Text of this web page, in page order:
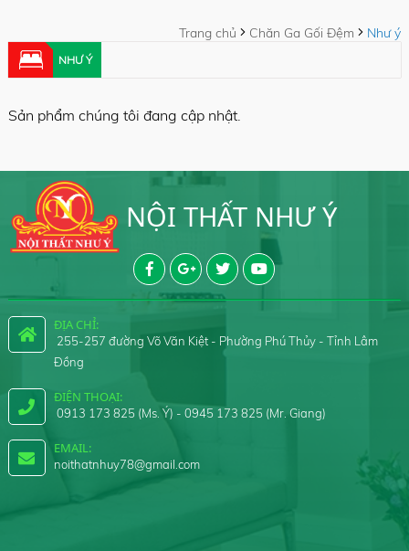
Trang chủ Chăn Ga Gối Đệm Như ý
NHƯ Ý
Sản phẩm chúng tôi đang cập nhật.
NỘI THẤT NHƯ Ý
ĐỊA CHỈ:
255-257 đường Võ Văn Kiệt - Phường Phú Thủy - Tỉnh Lâm
Đồng
ĐIỆN THOẠI:
0913 173 825 (Ms. Ý) - 0945 173 825 (Mr. Giang)
EMAIL:
noithatnhuy78@gmail.com